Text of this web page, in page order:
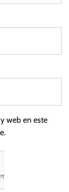
web en este